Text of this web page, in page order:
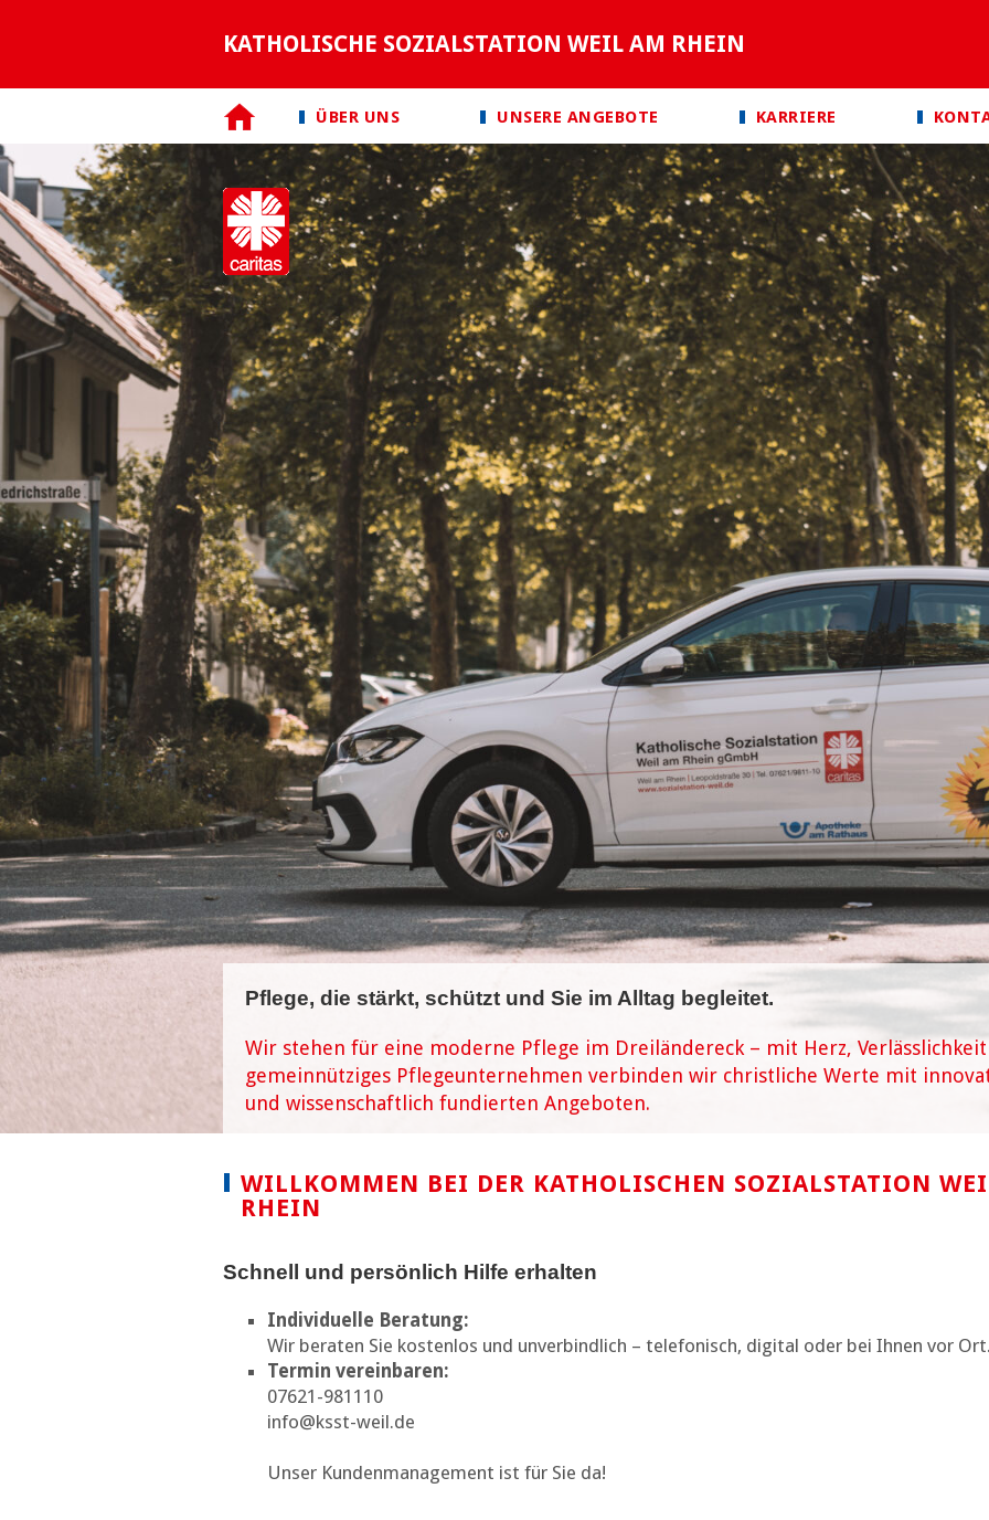
KATHOLISCHE SOZIALSTATION WEIL AM RHEIN
ÜBER UNS UNSERE ANGEBOTE KARRIERE
Pflege, die stärkt, schützt und Sie im Alltag begleitet.
Wir stehen für eine moderne Pflege im Dreiländereck – mit Herz,
gemeinnütziges Pflegeunternehmen verbinden wir christliche Werte mit
und wissenschaftlich fundierten Angeboten.
WILLKOMMEN BEI DER KATHOLISCHEN SOZIALSTATION
RHEIN
Schnell und persönlich Hilfe erhalten
Individuelle Beratung:
Wir beraten Sie kostenlos und unverbindlich – telefonisch, digital oder bei Ihnen vor Ort.
Termin vereinbaren:
07621-981110
info@ksst-weil.de
Unser Kundenmanagement ist für Sie da!